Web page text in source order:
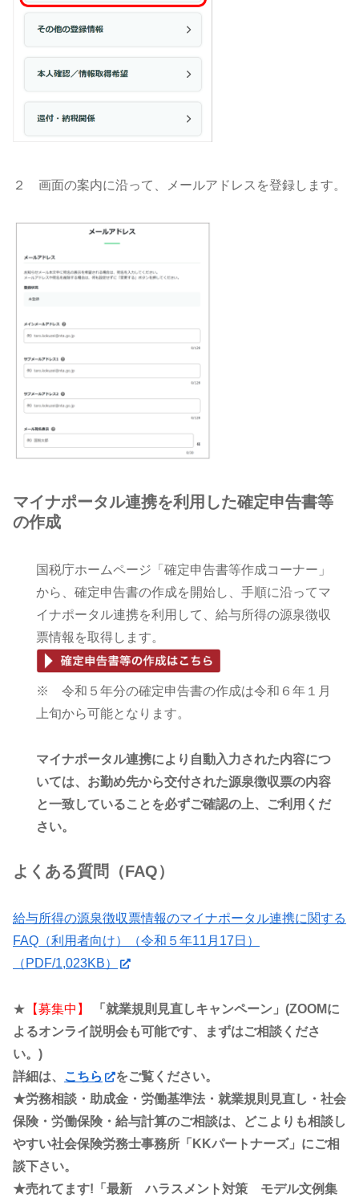
２ 画面の案内に沿って、メールアドレスを登録します。
マイナポータル連携を利用した確定申告書等
の作成
国税庁ホームページ「確定申告書等作成コーナー」
から、確定申告書の作成を開始し、手順に沿ってマ
イナポータル連携を利用して、給与所得の源泉徴収
票情報を取得します。
※ 令和５年分の確定申告書の作成は令和６年１月
上旬から可能となります。
マイナポータル連携により自動入力された内容につ
いては、お勤め先から交付された源泉徴収票の内容
と一致していることを必ずご確認の上、ご利用くだ
さい。
よくある質問（FAQ）
給与所得の源泉徴収票情報のマイナポータル連携に関する
FAQ（利用者向け）（令和５年11月17日）
（PDF/1,023KB）
★ 【募集中】
「就業規則見直しキャンペーン」(ZOOMに
よるオンライ説明会も可能です、まずはご相談くださ
い。)
詳細は、
こちら
をご覧ください。
★労務相談・助成金・労働基準法・就業規則見直し・社会
保険・労働保険・給与計算のご相談は、どこよりも相談し
やすい社会保険労務士事務所「KKパートナーズ」にご相
談下さい。
★売れてます!「最新 ハラスメント対策 モデル文例集